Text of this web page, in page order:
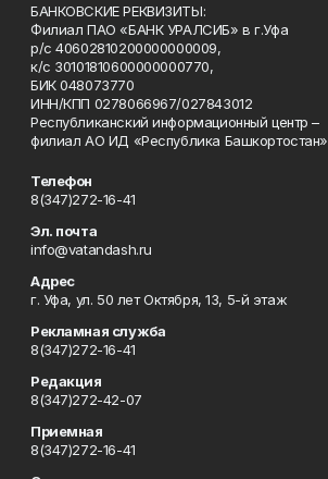
БАНКОВСКИЕ РЕКВИЗИТЫ:
Филиал ПАО «БАНК УРАЛСИБ» в г.Уфа
р/с 40602810200000000009,
к/с 30101810600000000770,
БИК 048073770
ИНН/КПП 0278066967/027843012
Республиканский информационный центр –
филиал АО ИД «Республика Башкортостан»
Телефон
8(347)272-16-41
Эл. почта
info@vatandash.ru
Адрес
г. Уфа, ул. 50 лет Октября, 13, 5-й этаж
Рекламная служба
8(347)272-16-41
Редакция
8(347)272-42-07
Приемная
8(347)272-16-41